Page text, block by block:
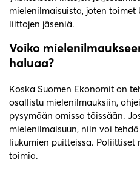
mielenilmaisuista, joten toimet
liittojen jäseniä.
Voiko
haluaa?
Koska Suomen Ekonomit on
osallistu mielenilmauksiin,
pysymään omissa töissään.
mielenilmaisuun, niin voi
liukumien puitteissa.
toimia.